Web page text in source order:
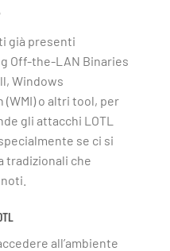
già presenti
Off-the-LAN Binaries
Windows
o altri tool, per
gli attacchi LOTL
se ci si
tradizionali che
all’ambiente